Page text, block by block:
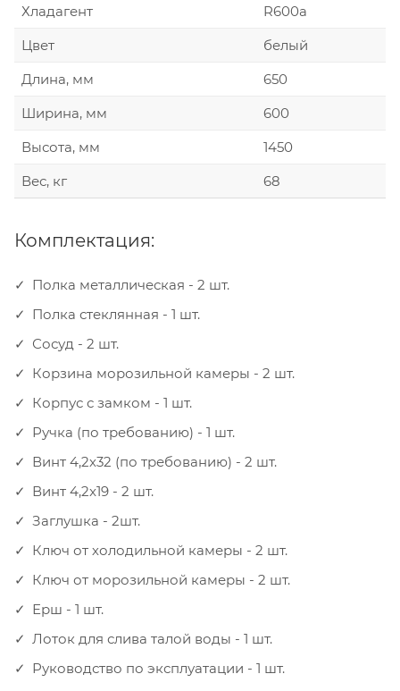
Хладагент
R600а
Цвет
белый
Длина, мм
650
Ширина, мм
600
Высота, мм
1450
Вес, кг
68
Комплектация:
Полка металлическая - 2 шт.
Полка стеклянная - 1 шт.
Сосуд - 2 шт.
Корзина морозильной камеры - 2 шт.
Корпус с замком - 1 шт.
Ручка (по требованию) - 1 шт.
Винт 4,2х32 (по требованию) - 2 шт.
Винт 4,2x19 - 2 шт.
Заглушка - 2шт.
Ключ от холодильной камеры - 2 шт.
Ключ от морозильной камеры - 2 шт.
Ерш - 1 шт.
Лоток для слива талой воды - 1 шт.
Руководство по эксплуатации - 1 шт.